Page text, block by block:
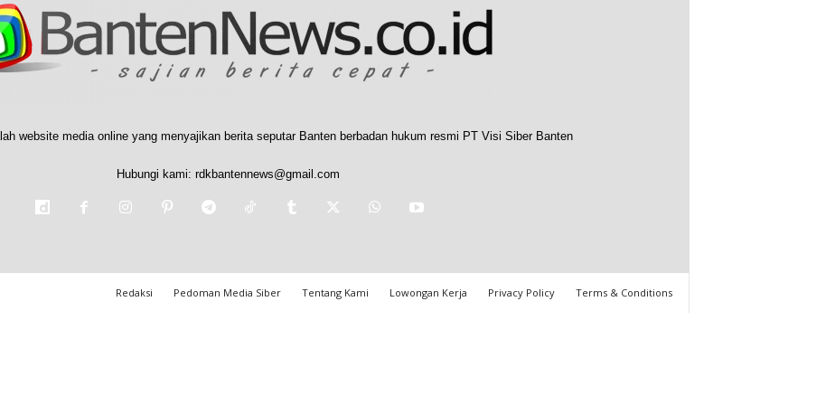
website media online yang menyajikan berita seputar Banten berbadan hukum resmi PT Visi Siber Banten
Hubungi kami: rdkbantennews@gmail.com
Redaksi Pedoman Media Siber Tentang Kami Lowongan Kerja Privacy Policy Terms & Conditions